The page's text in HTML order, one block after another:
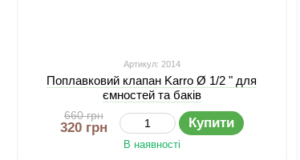
Артикул: 2014
Поплавковий клапан Karro Ø 1/2 " для
ємностей та баків
660 грн
320 грн Купити
В наявності